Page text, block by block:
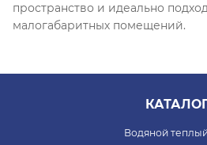
пространство и идеально
малогабаритных помещений.
Водяной